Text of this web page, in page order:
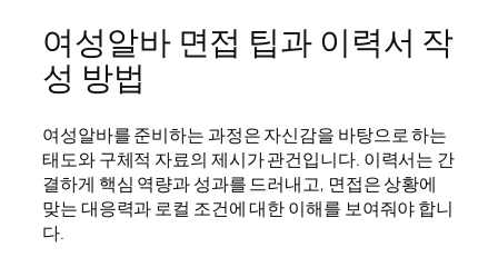
여성알바 면접 팁과 이력서 작
성 방법
여성알바를 준비하는 과정은 자신감을 바탕으로 하는
태도와 구체적 자료의 제시가 관건입니다. 이력서는 간
결하게 핵심 역량과 성과를 드러내고, 면접은 상황에
맞는 대응력과 로컬 조건에 대한 이해를 보여줘야 합니
다.